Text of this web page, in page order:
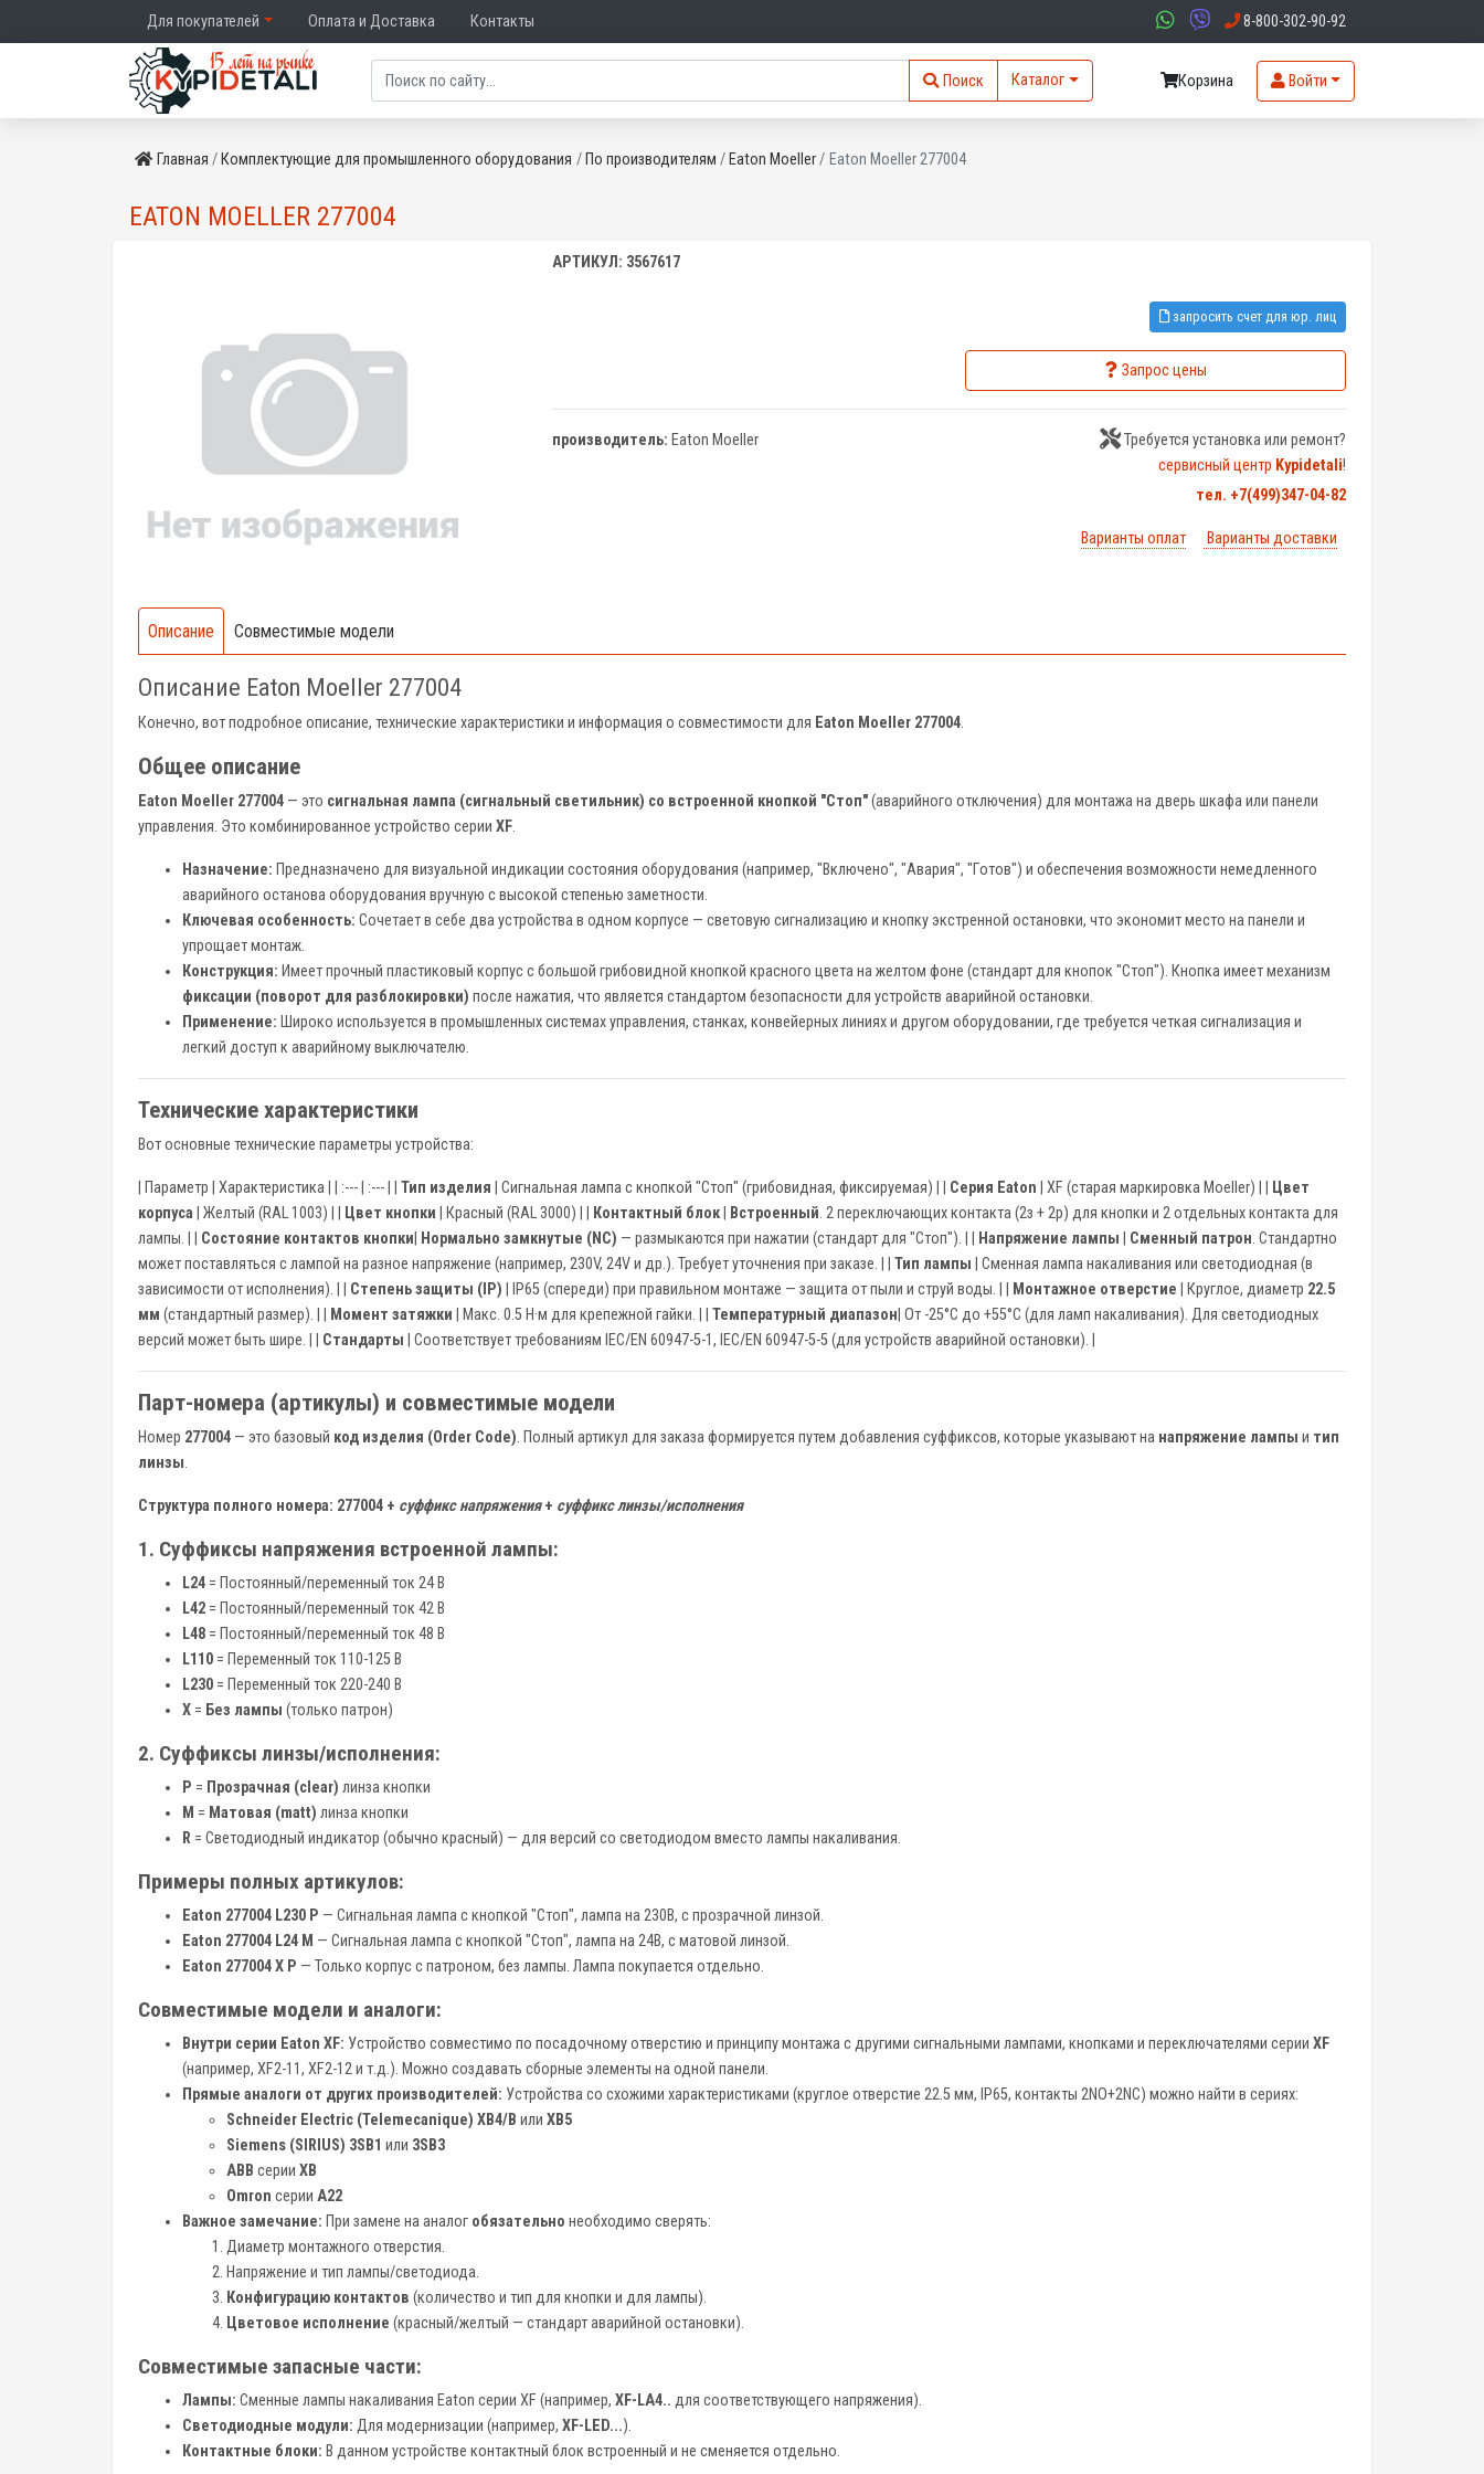
Для покупателей Оплата и Доставка Контакты 8-800-302-90-92
Поиск Каталог Корзина Войти
Главная Комплектующие для промышленного оборудования По производителям Eaton Moeller Eaton Moeller 277004
EATON MOELLER 277004
АРТИКУЛ: 3567617
запросить счет для юр. лиц
Запрос цены
производитель: Eaton Moeller
Требуется установка или ремонт?
сервисный центр Kypidetali!
тел. +7(499)347-04-82
Варианты оплат Варианты доставки
Описание Совместимые модели
Описание Eaton Moeller 277004
Конечно, вот подробное описание, технические характеристики и информация о совместимости для Eaton Moeller 277004.
Общее описание
Eaton Moeller 277004 — это сигнальная лампа (сигнальный светильник) со встроенной кнопкой "Стоп"(аварийного отключения) для монтажа на дверь шкафа или панели
управления. Это комбинированное устройство серии XF.
Назначение: Предназначено для визуальной индикации состояния оборудования (например, "Включено", "Авария", "Готов") и обеспечения возможности немедленного
аварийного останова оборудования вручную с высокой степенью заметности.
Ключевая особенность: Сочетает в себе два устройства в одном корпусе — световую сигнализацию и кнопку экстренной остановки, что экономит место на панели и
упрощает монтаж.
Конструкция: Имеет прочный пластиковый корпус с большой грибовидной кнопкой красного цвета на желтом фоне (стандарт для кнопок "Стоп"). Кнопка имеет механизм
фиксации (поворот для разблокировки) после нажатия, что является стандартом безопасности для устройств аварийной остановки.
Применение: Широко используется в промышленных системах управления, станках, конвейерных линиях и другом оборудовании, где требуется четкая сигнализация и
легкий доступ к аварийному выключателю.
Технические характеристики
Вот основные технические параметры устройства:
| Параметр | Характеристика | | :--- | :--- | | Тип изделия | Сигнальная лампа с кнопкой "Стоп" (грибовидная, фиксируемая) | | Серия Eaton | XF (старая маркировка Moeller) | |
Цвет
корпуса | Желтый (RAL 1003) | | Цвет кнопки | Красный (RAL 3000) | | Контактный блок Встроенный. 2 переключающих контакта (2з + 2р) для кнопки и 2 отдельных контакта для
лампы. | | Состояние контактов кнопки Нормально замкнутые (NC) — размыкаются при нажатии (стандарт для "Стоп"). | | Напряжение лампы Сменный патрон. Стандартно
может поставляться с лампой на разное напряжение (например, 230V, 24V и др.). Требует уточнения при заказе. | | Тип лампы | Сменная лампа накаливания или светодиодная (в
зависимости от исполнения). | | Степень защиты (IP) | IP65 (спереди) при правильном монтаже — защита от пыли и струй воды. | | Монтажное отверстие | Круглое, диаметр 22.5
мм (стандартный размер). | | Момент затяжки | Макс. 0.5 Н·м для крепежной гайки. | | Температурный диапазон | От -25°C до +55°C (для ламп накаливания). Для светодиодных
версий может быть шире. | | Стандарты | Соответствует требованиям IEC/EN 60947-5-1, IEC/EN 60947-5-5 (для устройств аварийной остановки). |
Парт-номера (артикулы) и совместимые модели
Номер 277004 — это базовый код изделия (Order Code). Полный артикул для заказа формируется путем добавления суффиксов, которые указывают на напряжение лампы и тип
линзы.
Структура полного номера: 277004 + суффикс напряжения+ суффикс линзы/исполнения
1. Суффиксы напряжения встроенной лампы:
L24 = Постоянный/переменный ток 24 В
L42 = Постоянный/переменный ток 42 В
L48 = Постоянный/переменный ток 48 В
L110 = Переменный ток 110-125 В
L230 = Переменный ток 220-240 В
X = Без лампы (только патрон)
2. Суффиксы линзы/исполнения:
P = Прозрачная (clear) линза кнопки
M = Матовая (matt) линза кнопки
R = Светодиодный индикатор (обычно красный) — для версий со светодиодом вместо лампы накаливания.
Примеры полных артикулов:
Eaton 277004 L230 P — Сигнальная лампа с кнопкой "Стоп", лампа на 230В, с прозрачной линзой.
Eaton 277004 L24 M — Сигнальная лампа с кнопкой "Стоп", лампа на 24В, с матовой линзой.
Eaton 277004 X P — Только корпус с патроном, без лампы. Лампа покупается отдельно.
Совместимые модели и аналоги:
Внутри серии Eaton XF: Устройство совместимо по посадочному отверстию и принципу монтажа с другими сигнальными лампами, кнопками и переключателями серии XF
(например, XF2-11, XF2-12 и т.д.). Можно создавать сборные элементы на одной панели.
Прямые аналоги от других производителей: Устройства со схожими характеристиками (круглое отверстие 22.5 мм, IP65, контакты 2NO+2NC) можно найти в сериях:
Schneider Electric (Telemecanique) XB4/B или XB5
Siemens (SIRIUS) 3SB1 или 3SB3
ABB серии ХВ
Omron серии A22
Важное замечание: При замене на аналог обязательно необходимо сверять:
Диаметр монтажного отверстия.
Напряжение и тип лампы/светодиода.
Конфигурацию контактов (количество и тип для кнопки и для лампы).
Цветовое исполнение (красный/желтый — стандарт аварийной остановки).
Совместимые запасные части:
Лампы: Сменные лампы накаливания Eaton серии XF (например, XF-LA4.. для соответствующего напряжения).
Светодиодные модули: Для модернизации (например, XF-LED...).
Контактные блоки: В данном устройстве контактный блок встроенный и не сменяется отдельно.